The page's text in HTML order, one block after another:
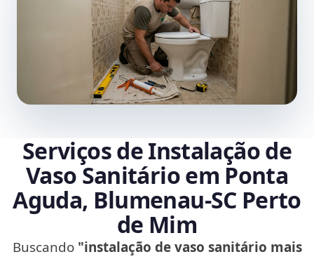
Serviços de Instalação de
Vaso Sanitário em Ponta
Aguda, Blumenau‑SC Perto
de Mim
Buscando "instalação de vaso sanitário mais